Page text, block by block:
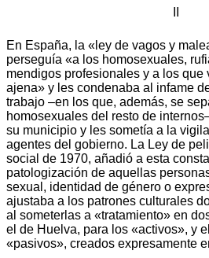
En España, la «ley de vagos y
perseguía «a los homosexuales,
mendigos profesionales y a los que
ajena» y les condenaba al infame
trabajo –en los que, además, se
homosexuales del resto de
su municipio y les sometía a la
agentes del gobierno. La Ley de
social de 1970, añadió a esta
patologización de aquellas
sexual, identidad de género o
ajustaba a los patrones culturales
al someterlas a «tratamiento» en
el de Huelva, para los «activos», y
«pasivos», creados expresamente